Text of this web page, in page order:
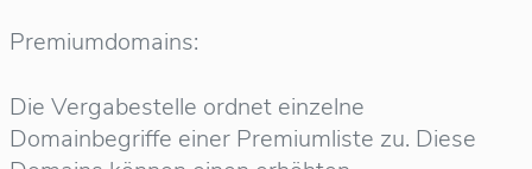
Premiumdomains:
Die Vergabestelle ordnet einzelne
Domainbegriffe einer Premiumliste zu. Diese